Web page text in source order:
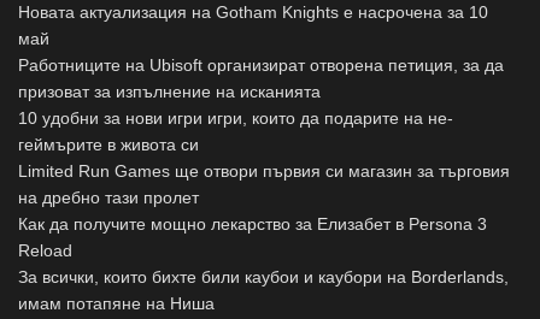
Новата актуализация на Gotham Knights е насрочена за 10
май
Работниците на Ubisoft организират отворена петиция, за да
призоват за изпълнение на исканията
10 удобни за нови игри игри, които да подарите на не-
геймърите в живота си
Limited Run Games ще отвори първия си магазин за търговия
на дребно тази пролет
Как да получите мощно лекарство за Елизабет в Persona 3
Reload
За всички, които бихте били каубои и каубори на Borderlands,
имам потапяне на Ниша